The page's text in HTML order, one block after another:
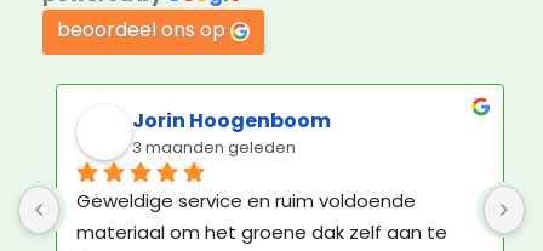
beoordeel ons op
R P Dijkstra
2 maanden geleden
Een kundig en professioneel bedrijf, met
vriendelijk personeel! Klasse!